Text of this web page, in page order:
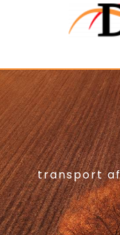
Panneau de gestion
transport